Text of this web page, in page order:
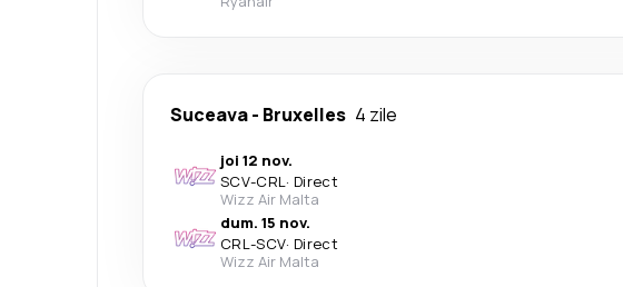
Suceava- Bruxelles 4 zile
joi 12 nov.
SCV-CRL· Direct
Wizz Air Malta
dum. 15 nov.
CRL-SCV· Direct
Wizz Air Malta